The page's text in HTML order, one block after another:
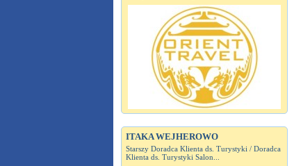
ITAKA WEJHEROWO
Starszy Doradca Klienta ds. Turystyki / Doradca
Klienta ds. Turystyki Salon...